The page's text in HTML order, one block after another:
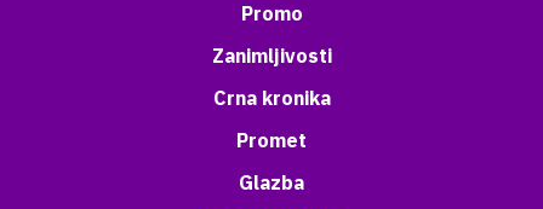
Promo
Zanimljivosti
Crna kronika
Promet
Glazba